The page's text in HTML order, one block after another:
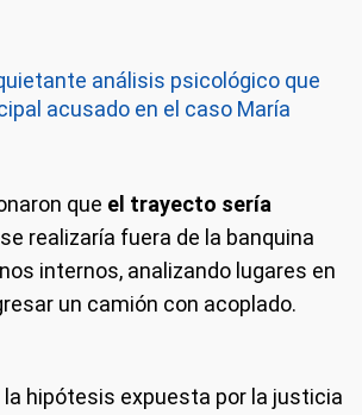
análisis psicológico que
acusado en el caso María
que el trayecto sería
realizaría fuera de la banquina
internos, analizando lugares en
un camión con acoplado.
la hipótesis expuesta por la justicia